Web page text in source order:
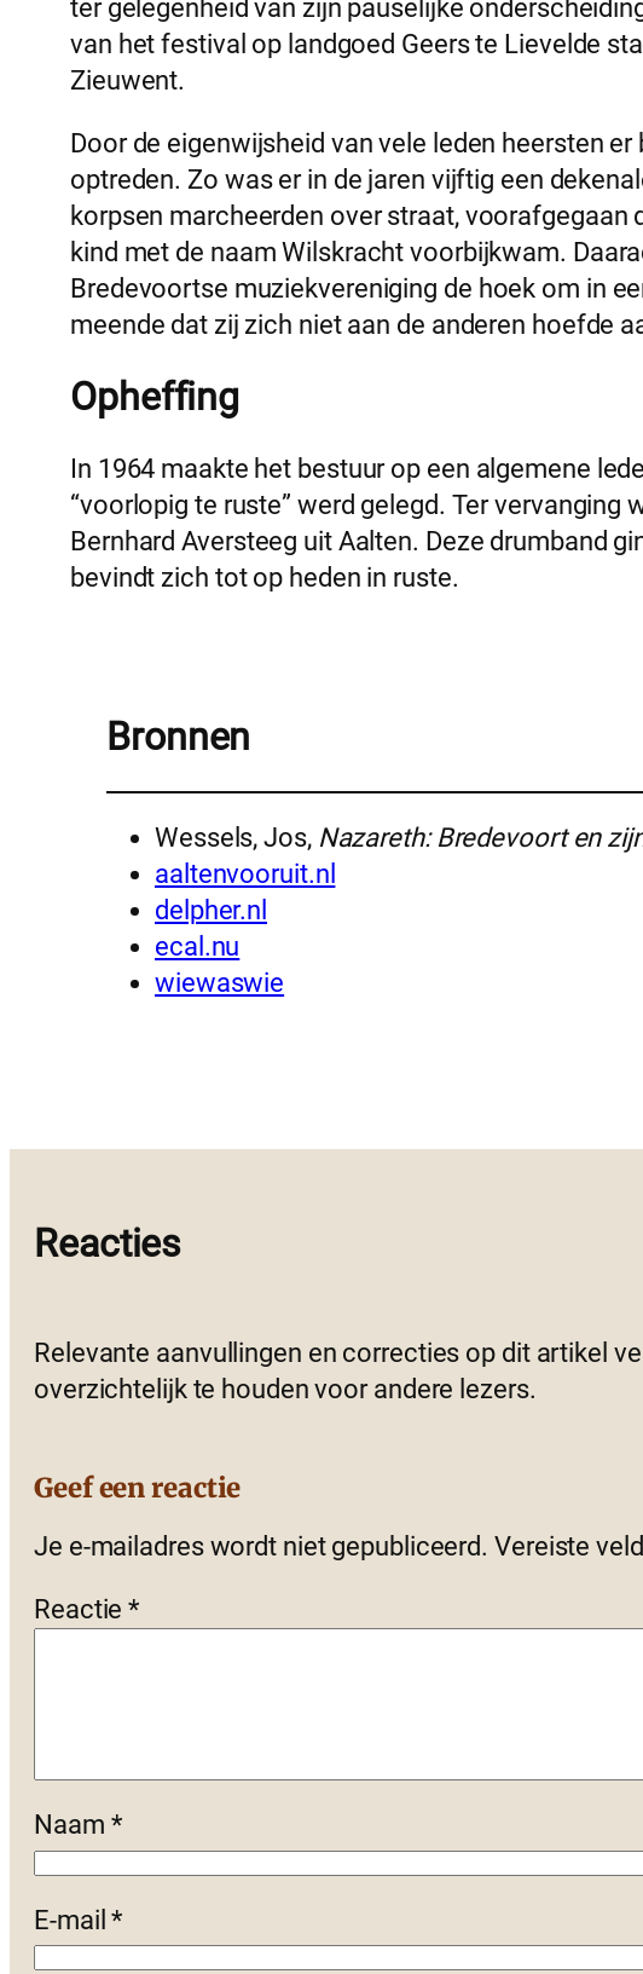
ter gelegenheid van zijn pauselijke
van het festival op landgoed Geers te Lievelde
Zieuwent.
Door de eigenwijsheid van vele leden heersten
optreden. Zo was er in de jaren vijftig een
korpsen marcheerden over straat,
kind met de naam Wilskracht voorbijkwam.
Bredevoortse muziekvereniging de hoek om in
meende dat zij zich niet aan de anderen hoefde
Opheffing
In 1964 maakte het bestuur op een algemene
“voorlopig te ruste” werd gelegd. Ter
Bernhard Aversteeg uit Aalten. Deze drumband
bevindt zich tot op heden in ruste.
Bronnen
Wessels, Jos, Nazareth: Bredevoort en
aaltenvooruit.nl
delpher.nl
ecal.nu
wiewaswie
Reacties
Relevante aanvullingen en correcties op dit artikel
overzichtelijk te houden voor andere lezers.
Geef een reactie
Je e-mailadres wordt niet gepubliceerd. Vereiste
Reactie*
Naam *
E-mail*